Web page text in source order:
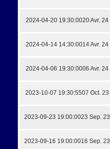
2024-04-20 19:30:0020 Avr. 24
2024-04-14 14:30:0014 Avr. 24
2024-04-06 19:30:0006 Avr. 24
2023-10-07 19:30:5507 Oct. 23
2023-09-23 19:00:0023 Sep. 23
2023-09-16 19:00:0016 Sep. 23